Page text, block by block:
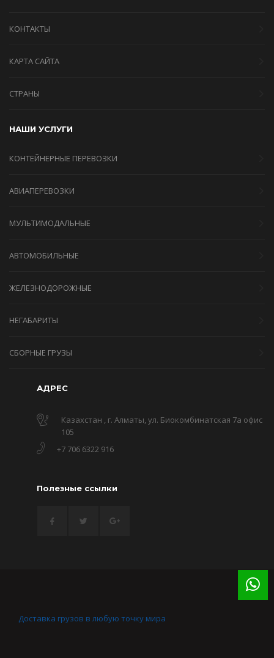
КОНТАКТЫ
КАРТА САЙТА
СТРАНЫ
НАШИ УСЛУГИ
КОНТЕЙНЕРНЫЕ ПЕРЕВОЗКИ
АВИАПЕРЕВОЗКИ
МУЛЬТИМОДАЛЬНЫЕ
АВТОМОБИЛЬНЫЕ
ЖЕЛЕЗНОДОРОЖНЫЕ
НЕГАБАРИТЫ
СБОРНЫЕ ГРУЗЫ
АДРЕС
Казахстан , г. Алматы, ул. Биокомбинатская 7а офис
105
+7 706 6322 916
Полезные ссылки
Доставка грузов в любую точку мира